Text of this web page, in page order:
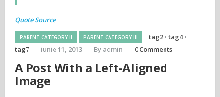
Quote Source
PARENT CATEGORY II PARENT CATEGORY III tag2 • tag4•
tag7
iunie 11, 2013 By admin 0 Comments
A Post With a Left-Aligned
Image